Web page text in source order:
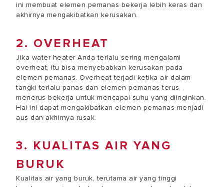
ini membuat elemen pemanas bekerja lebih keras dan
akhirnya mengakibatkan kerusakan.
2. OVERHEAT
Jika water heater Anda terlalu sering mengalami
overheat, itu bisa menyebabkan kerusakan pada
elemen pemanas. Overheat terjadi ketika air dalam
tangki terlalu panas dan elemen pemanas terus-
menerus bekerja untuk mencapai suhu yang diinginkan.
Hal ini dapat mengakibatkan elemen pemanas menjadi
aus dan akhirnya rusak.
3. KUALITAS AIR YANG
BURUK
Kualitas air yang buruk, terutama air yang tinggi